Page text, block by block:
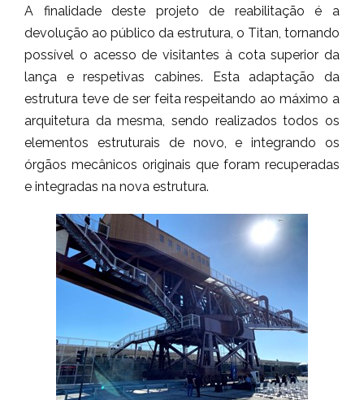
A finalidade deste projeto de reabilitação é a
devolução ao público da estrutura, o Titan, tornando
possível o acesso de visitantes à cota superior da
lança e respetivas cabines. Esta adaptação da
estrutura teve de ser feita respeitando ao máximo a
arquitetura da mesma, sendo realizados todos os
elementos estruturais de novo, e integrando os
órgãos mecânicos originais que foram recuperadas
e integradas na nova estrutura.